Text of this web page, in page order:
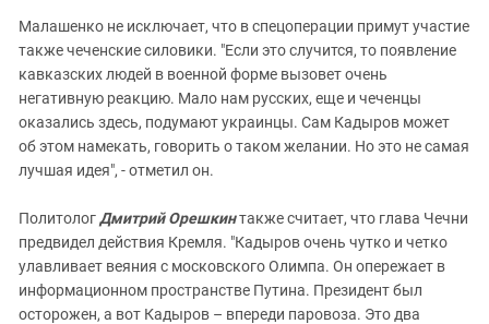
Малашенко не исключает, что в спецоперации примут участие
также чеченские силовики. "Если это случится, то появление
кавказских людей в военной форме вызовет очень
негативную реакцию. Мало нам русских, еще и чеченцы
оказались здесь, подумают украинцы. Сам Кадыров может
об этом намекать, говорить о таком желании. Но это не самая
лучшая идея", - отметил он.
ПолитологДмитрий Орешкинтакже считает, что глава Чечни
предвидел действия Кремля. "Кадыров очень чутко и четко
улавливает веяния с московского Олимпа. Он опережает в
информационном пространстве Путина. Президент был
осторожен, а вот Кадыров – впереди паровоза. Это два